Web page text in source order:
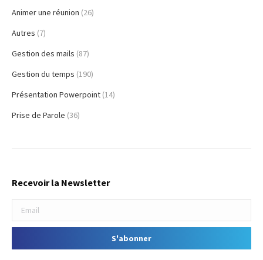
Animer une réunion (26)
Autres (7)
Gestion des mails (87)
Gestion du temps (190)
Présentation Powerpoint (14)
Prise de Parole (36)
Recevoir la Newsletter